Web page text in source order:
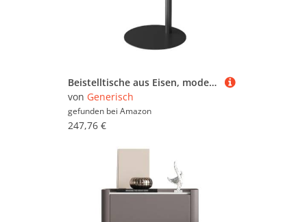
Beistelltische aus Eisen, moderner Beistelltisch für Schlafzimmer und Wohnzimmer, schlichtes Kaffee-Nachttisch-Design
von Generisch
gefunden bei Amazon
247,76 €